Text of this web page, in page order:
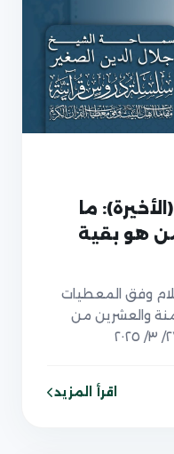
مقام الاستخلاف ح١٤ (الأخيرة): ما
هو بقية
وفق المعطيات
الثامنة والعشرين من
اقرأ المزيد